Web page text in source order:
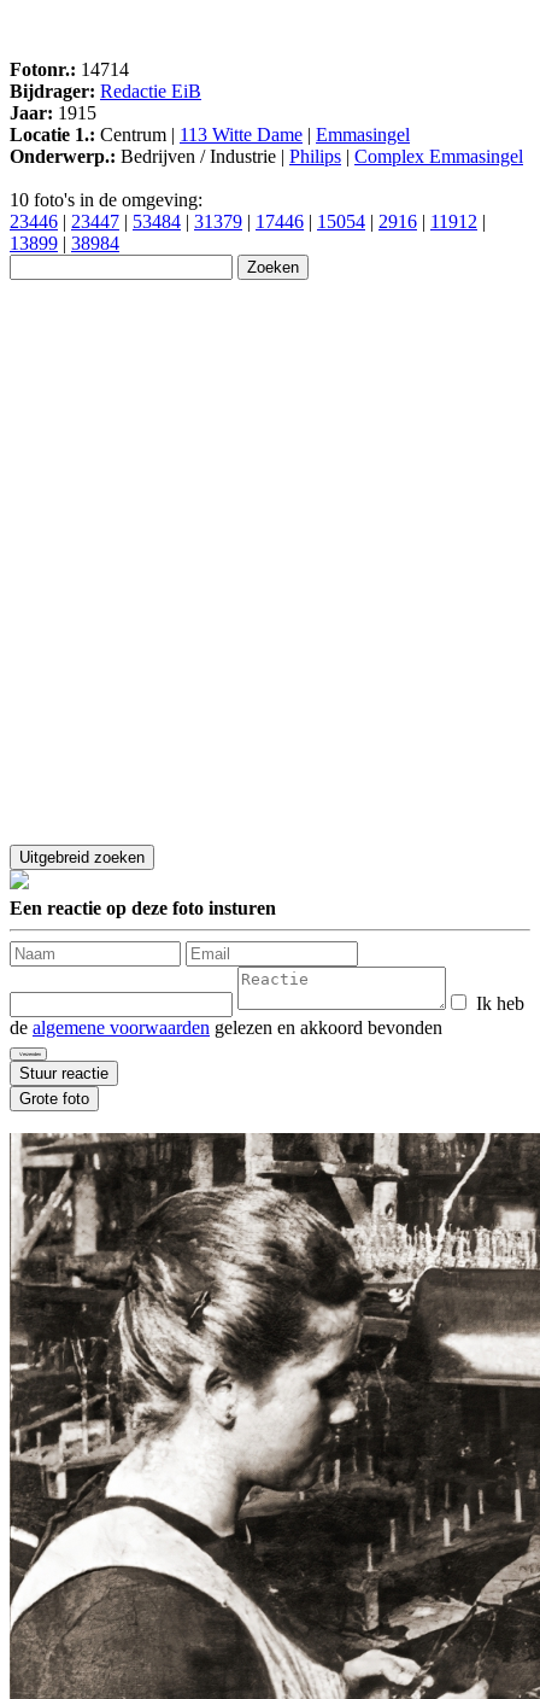
Fotonr.: 14714
Bijdrager: Redactie EiB
Jaar: 1915
Locatie 1.: Centrum | 113 Witte Dame | Emmasingel
Onderwerp.: Bedrijven / Industrie | Philips | Complex Emmasingel
10 foto's in de omgeving:
23446 | 23447 | 53484 | 31379 | 17446 | 15054 | 2916 | 11912 |
13899 | 38984
Een reactie op deze foto insturen
Ik heb
de algemene voorwaarden gelezen en akkoord bevonden